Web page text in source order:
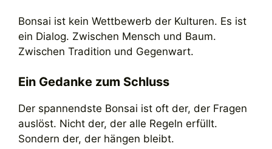
Bonsai ist kein Wettbewerb der Kulturen. Es ist
ein Dialog. Zwischen Mensch und Baum.
Zwischen Tradition und Gegenwart.
Ein Gedanke zum Schluss
Der spannendste Bonsai ist oft der, der Fragen
auslöst. Nicht der, der alle Regeln erfüllt.
Sondern der, der hängen bleibt.